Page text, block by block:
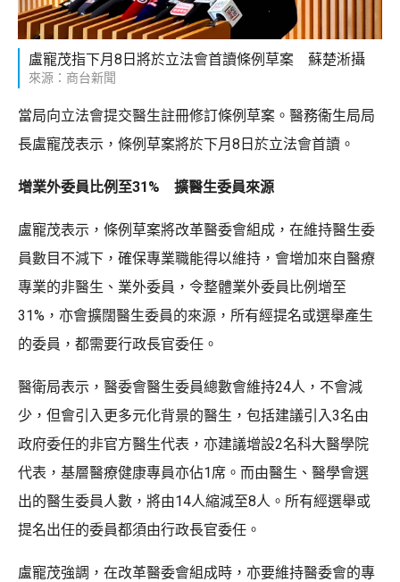
盧寵茂指下月8日將於立法會首讀條例草案 蘇楚淅攝
來源：商台新聞
當局向立法會提交醫生註冊修訂條例草案。醫務衞生局局
長盧寵茂表示，條例草案將於下月8日於立法會首讀。
增業外委員比例至31% 擴醫生委員來源
盧寵茂表示，條例草案將改革醫委會組成，在維持醫生委
員數目不減下，確保專業職能得以維持，會增加來自醫療
專業的非醫生、業外委員，令整體業外委員比例增至
31%，亦會擴闊醫生委員的來源，所有經提名或選舉產生
的委員，都需要行政長官委任。
醫衛局表示，醫委會醫生委員總數會維持24人，不會減
少，但會引入更多元化背景的醫生，包括建議引入3名由
政府委任的非官方醫生代表，亦建議增設2名科大醫學院
代表，基層醫療健康專員亦佔1席。而由醫生、醫學會選
出的醫生委員人數，將由14人縮減至8人。所有經選舉或
提名出任的委員都須由行政長官委任。
盧寵茂強調，在改革醫委會組成時，亦要維持醫委會的專